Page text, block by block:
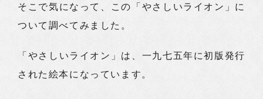
そこで気になって、この「やさしいライオン」に
ついて調べてみました。
「やさしいライオン」は、一九七五年に初版発行
された絵本になっています。